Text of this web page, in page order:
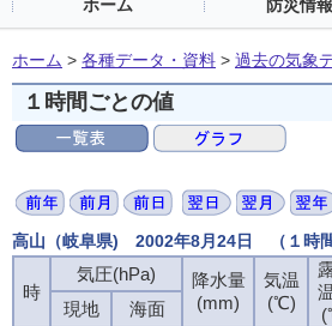
ホーム 防災情報
ホーム > 各種データ・資料 > 過去の気象
１時間ごとの値
高山（岐阜県) 2002年8月24日 （１時間
時
気圧(hPa)
降水量
(mm)
気温
(℃)
現地
海面